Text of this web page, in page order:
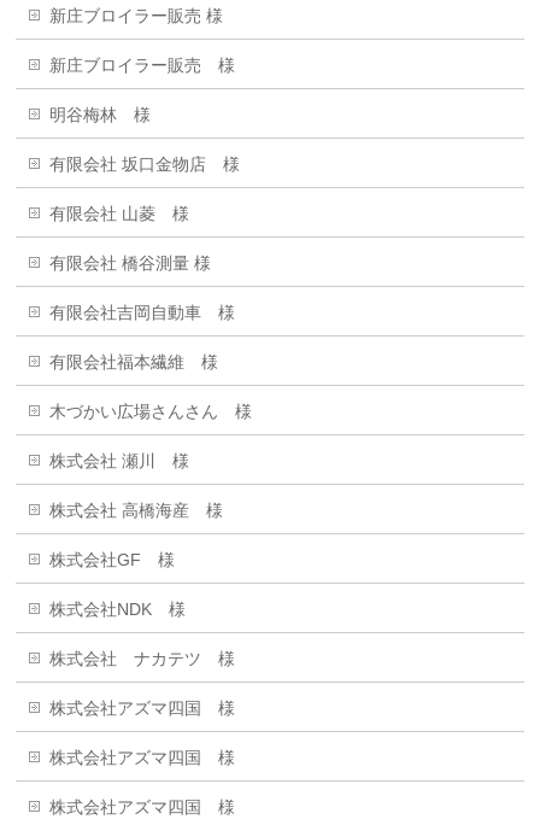
新庄ブロイラー販売 様
新庄ブロイラー販売 様
明谷梅林 様
有限会社 坂口金物店 様
有限会社 山菱 様
有限会社 橋谷測量 様
有限会社吉岡自動車 様
有限会社福本繊維 様
木づかい広場さんさん 様
株式会社 瀬川 様
株式会社 高橋海産 様
株式会社GF 様
株式会社NDK 様
株式会社 ナカテツ 様
株式会社アズマ四国 様
株式会社アズマ四国 様
株式会社アズマ四国 様